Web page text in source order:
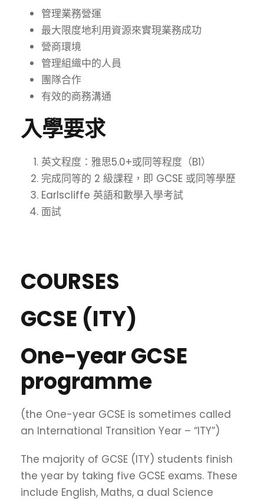
管理業務營運
最大限度地利用資源來實現業務成功
營商環境
管理組織中的人員
團隊合作
有效的商務溝通
入學要求
英文程度：雅思5.0+或同等程度（B1）
完成同等的 2 級課程，即 GCSE 或同等學歷
Earlscliffe 英語和數學入學考試
面試
COURSES
GCSE (ITY)
One-year GCSE
programme
(the One-year GCSE is sometimes called
an International Transition Year – “ITY”)
The majority of GCSE (ITY) students finish
the year by taking five GCSE exams. These
include English, Maths, a dual Science